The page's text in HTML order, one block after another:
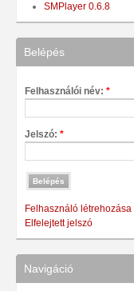
SMPlayer 0.6.8
Belépés
Felhasználói név: *
Jelszó: *
Felhasználó létrehozása
Elfelejtett jelszó
Navigáció